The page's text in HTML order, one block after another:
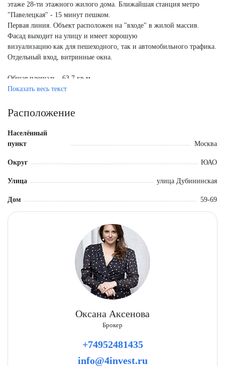
этаже 28-ти этажного жилого дома. Ближайшая станция метро
"Павелецкая" - 15 минут пешком.
Первая линия. Объект расположен на "входе" в жилой массив.
Фасад выходит на улицу и имеет хорошую
визуализацию как для пешеходного, так и автомобильного трафика.
Отдельный вход, витринные окна.
Общая площадь - 63,7 кв.м.
Высота потоков - от 4 до 6
Показать весь текст
Расположение
Населённый
пункт
Москва
Округ ЮАО
Улица улица Дубининская
Дом 59-69
Оксана Аксенова
Брокер
+74952481435
info@4invest.ru